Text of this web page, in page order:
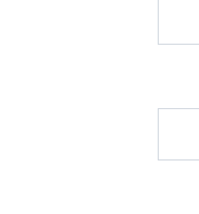
FC Botoşani